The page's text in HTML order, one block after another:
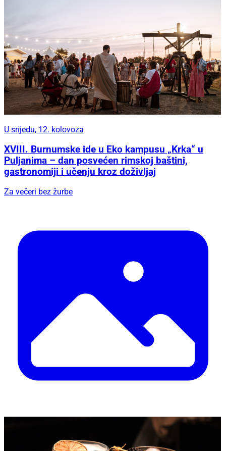
U srijedu, 12. kolovoza
XVIII. Burnumske ide u Eko kampusu „Krka“ u
Puljanima – dan posvećen rimskoj baštini,
gastronomiji i učenju kroz doživljaj
Za večeri bez žurbe